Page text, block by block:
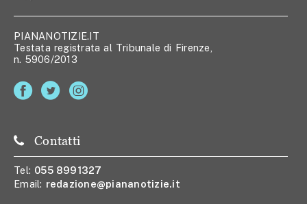
PIANANOTIZIE.IT
Testata registrata al Tribunale di Firenze,
n. 5906/2013
Contatti
Tel: 055 8991327
Email: redazione@piananotizie.it